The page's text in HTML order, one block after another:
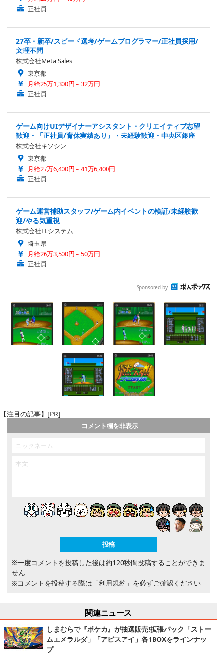
正社員
27卒・新卒/スピード選考/ゲームプログラマー/正社員採用/
文理不問
株式会社Meta Sales
東京都
月給25万1,300円～32万円
正社員
ゲーム向けUIデザイナーアシスタント・クリエイティブ志望
歓迎・「正社員/育休実績あり」・未経験歓迎・中央区銀座
株式会社キソシン
東京都
月給27万6,400円～41万6,400円
正社員
ゲーム運営補助スタッフ/ゲーム内イベントの検証/未経験歓
迎/やる気重視
株式会社ELシステム
埼玉県
月給26万3,500円～50万円
正社員
Sponsored by
【注目の記事】[PR]
コメント欄を非表示
※一度コメントを投稿した後は約120秒間投稿することができま
せん
※コメントを投稿する際は 「利用規約」 を必ずご確認ください
関連ニュース
しまむらで『ポケカ』が抽選販売!拡張パック「ストー
ムエメラルダ」「アビスアイ」各1BOXをラインナッ
プ